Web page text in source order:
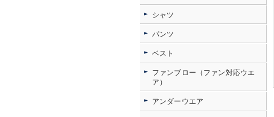
シャツ
パンツ
ベスト
ファンブロー（ファン対応ウエ
ア）
アンダーウエア